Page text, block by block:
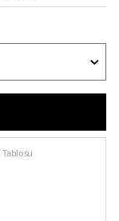
Tablosu